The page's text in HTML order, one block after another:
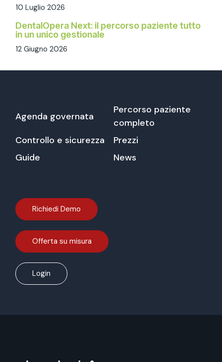
10 Luglio 2026
DentalOpera Next: il percorso paziente tutto
in un unico gestionale
12 Giugno 2026
Agenda governata
Percorso paziente
completo
Controllo e sicurezza
Prezzi
Guide
News
Richiedi Demo
Offerta su misura
Login